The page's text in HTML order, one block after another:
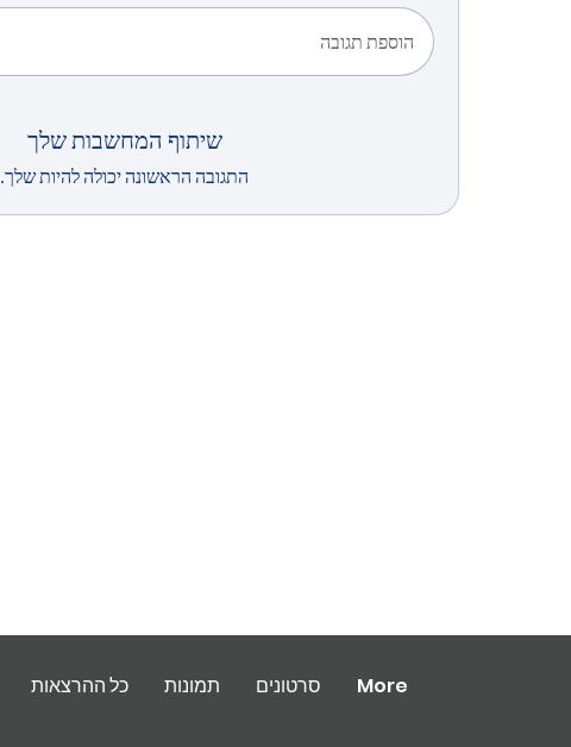
הוספת תגובה
שיתוף המחשבות שלך
התגובה הראשונה יכולה להיות שלך.
כל ההרצאות תמונות סרטונים More